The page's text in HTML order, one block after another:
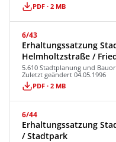
PDF · 2 MB
6/43
Erhaltungssatzung
Helmholtzstraße /
5.610 Stadtplanung und
Zuletzt geändert 04.05.1996
PDF · 2 MB
6/44
Erhaltungssatzung
/ Stadtpark